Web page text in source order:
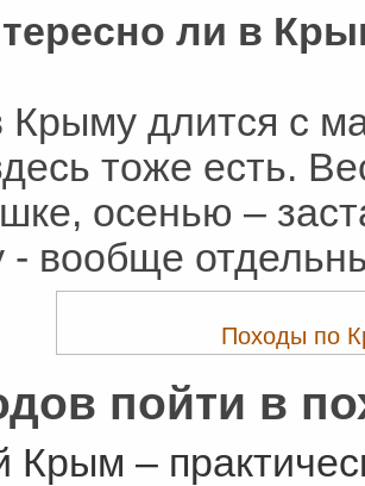
ли в
Крыму длится с
тоже есть.
осенью –
вообще
Походы по
пойти в
Крым –